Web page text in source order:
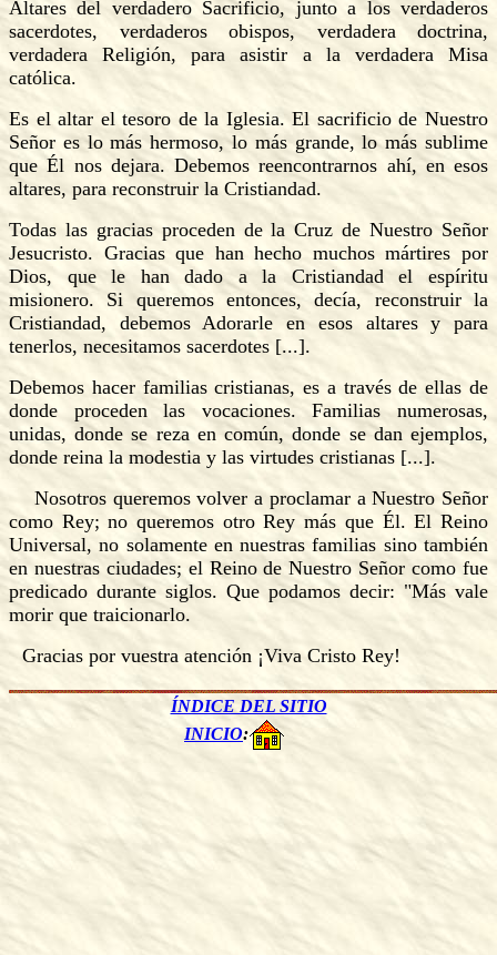
Altares del verdadero Sacrificio, junto a los verdaderos
sacerdotes, verdaderos obispos, verdadera doctrina,
verdadera Religión, para asistir a la verdadera Misa
católica.
Es el altar el tesoro de la Iglesia. El sacrificio de Nuestro
Señor es lo más hermoso, lo más grande, lo más sublime
que Él nos dejara. Debemos reencontrarnos ahí, en esos
altares, para reconstruir la Cristiandad.
Todas las gracias proceden de la Cruz de Nuestro Señor
Jesucristo. Gracias que han hecho muchos mártires por
Dios, que le han dado a la Cristiandad el espíritu
misionero. Si queremos entonces, decía, reconstruir la
Cristiandad, debemos Adorarle en esos altares y para
tenerlos, necesitamos sacerdotes [...].
Debemos hacer familias cristianas, es a través de ellas de
donde proceden las vocaciones. Familias numerosas,
unidas, donde se reza en común, donde se dan ejemplos,
donde reina la modestia y las virtudes cristianas [...].
Nosotros queremos volver a proclamar a Nuestro Señor
como Rey; no queremos otro Rey más que Él. El Reino
Universal, no solamente en nuestras familias sino también
en nuestras ciudades; el Reino de Nuestro Señor como fue
predicado durante siglos. Que podamos decir: "Más vale
morir que traicionarlo.
Gracias por vuestra atención ¡Viva Cristo Rey!
ÍNDICE DEL SITIO
INICIO: